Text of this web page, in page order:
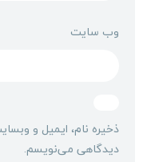
وب‌ سایت
ذخیره نام، ایمیل و
دیدگاهی می‌نویسم.